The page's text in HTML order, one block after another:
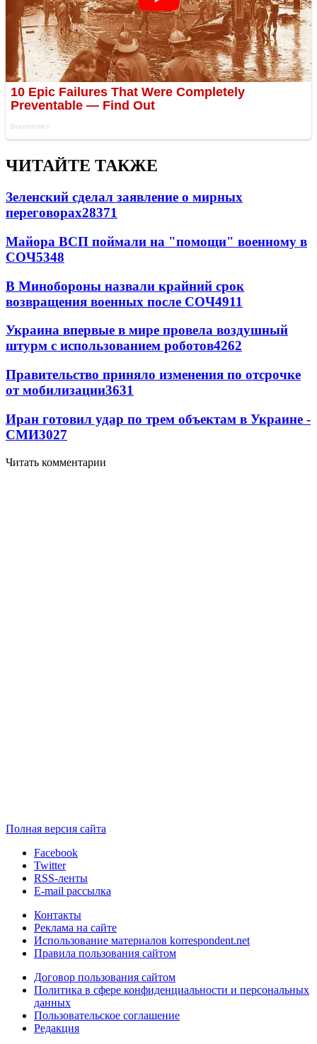
ЧИТАЙТЕ ТАКЖЕ
Зеленский сделал заявление о мирных
переговорах28371
Майора ВСП поймали на "помощи" военному в
СОЧ5348
В Минобороны назвали крайний срок
возвращения военных после СОЧ4911
Украина впервые в мире провела воздушный
штурм с использованием роботов4262
Правительство приняло изменения по отсрочке
от мобилизации3631
Иран готовил удар по трем объектам в Украине -
СМИ3027
Читать комментарии
Полная версия сайта
Facebook
Twitter
RSS-ленты
E-mail рассылка
Контакты
Реклама на сайте
Использование материалов korrespondent.net
Правила пользования сайтом
Договор пользования сайтом
Политика в сфере конфиденциальности и персональных
данных
Пользовательское соглашение
Редакция